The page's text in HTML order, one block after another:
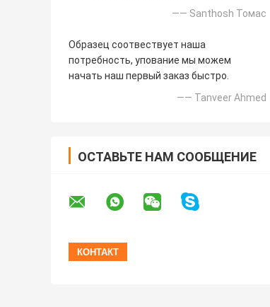
—— Santhosh Томас
Образец соотвествует наша
потребность, упование мы можем
начать наш первый заказ быстро.
—— Tanveer Ahmed
ОСТАВЬТЕ НАМ СООБЩЕНИЕ